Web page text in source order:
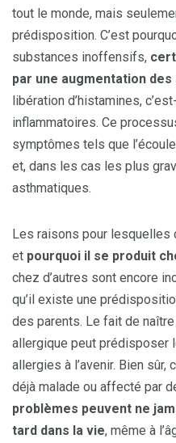
tout le monde, mais
prédisposition. C’est
substances inoffensifs,
par une augmentation des
libération d’histamines,
inflammatoires. Ce
symptômes tels que
et, dans les cas les plus
asthmatiques.
Les raisons pour lesquelles
et pourquoi il se produit
chez d’autres sont encore
qu’il existe une
des parents. Le fait de naître
allergique peut prédisposer
allergies à l’avenir. Bien sûr,
déjà malade ou affecté par
problèmes peuvent ne
tard dans la vie, même à